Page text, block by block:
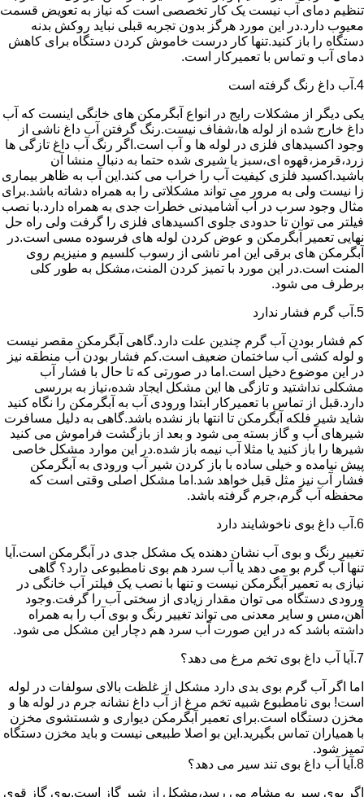
تنظیم دمای آب نیست یک کار تخصصی است که نیاز به تعویض قسمت
معیوب دارد.در این مورد هرگز بدون تجربه قبلی نباید روکش بدنه
دستگاه را باز کنید.تنها کار درست خاموش کردن دستگاه برای کاهش
دمای آب و تماس با تعمیرکار است.
4.آب داغ رنگ گرفته است
یکی دیگر از مشکلات رایج در انواع آبگرمکن های خانگی اینست که آب
داغ خارج شده از لوله ها،شفاف نیست.رنگ گرفتن آب داغ ناشی از
وجود اکسیدهای فلزی در لوله ها و آب است.اگر رنگ آب داغ تازگی ها
زرد،قرمز،قهوه ای،سبز یا شیری شده حتما به دنبال منشا آن
باشید.اکسید فلزی کیفیت آب را خراب می کند.این آب به ظاهر بیماری
زا نیست ولی به مرور می تواند مشکلاتی را به همراه دشاته باشد.برای
مثال وجود سرب در آب آشامیدنی خطرات جدی به همراه دارد.با نصب
فیلتر می توان تا حدودی جلوی اکسیدهای فلزی را گرفت ولی راه حل
نهایی تعمیر آبگرمکن و عوض کردن لوله های فرسوده مسی است.در
آبگرمکن های برقی این امر ناشی از رسوب کلسیم و منیزیم روی
المنت است.در این مورد با تمیز کردن المنت،مشکل به طور کلی
برطرف می شود.
5.آب گرم فشار ندارد
کم فشار بودن آب گرم چندین علت دارد.گاهی آبگرمکن مقصر نیست
و لوله کشی آب ساختمان ضعیف است.کم فشار بودن آب منطقه نیز
در این موضوع دخیل است.اما در صورتی که تا حال با فشار آب
مشکلی نداشتید و تازگی ها این مشکل ایجاد شده،نیاز به بررسی
دارد.قبل از تماس با تعمیرکار ابتدا ورودی آب به آبگرمکن را نگاه کنید
شاید شیر فلکه آبگرمکن تا انتها باز نشده باشد.گاهی به دلیل مسافرت
شیرهای آب و گاز بسته می شود و بعد از بازگشت فراموش می کنید
شیرها را باز کنید یا مثلا آب نیمه باز شده.در این موارد مشکل خاصی
پیش نیامده و خیلی ساده با باز کردن شیر آب ورودی به آبگرمکن
فشار آب نیز مثل قبل خواهد شد.اما مشکل اصلی وقتی است که
محفظه آب گرم،جرم گرفته باشد.
6.آب داغ بوی ناخوشایند دارد
تغییر رنگ و بوی آب نشان دهنده یک مشکل جدی در آبگرمکن است.آیا
تنها آب گرم بو می دهد یا آب سرد هم بوی نامطبوعی دارد؟ گاهی
نیازی به تعمیر آبگرمکن نیست و تنها با نصب یک فیلتر آب خانگی در
ورودی دستگاه می توان مقدار زیادی از سختی آب را گرفت.وجود
آهن،مس و سایر معدنی می تواند تغییر رنگ و بوی آب را به همراه
داشته باشد که در این صورت آب سرد هم دچار این مشکل می شود.
7.آیا آب داغ بوی تخم مرغ می دهد؟
اما اگر آب گرم بوی بدی دارد مشکل از غلظت بالای سولفات در لوله
است! بوی نامطبوع شبیه تخم مرغ از آب داغ نشانه جرم در لوله ها و
مخزن دستگاه است.برای تعمیر آبگرمکن دیواری و شستشوی مخزن
با همیاران تماس بگیرید.این بو اصلا طبیعی نیست و باید مخزن دستگاه
تمیز شود.
8.آیا آب داغ بوی تند سیر می دهد؟
اگر بوی سیر به مشام می رسد،مشکل از شیر گاز است.بوی گاز قوی